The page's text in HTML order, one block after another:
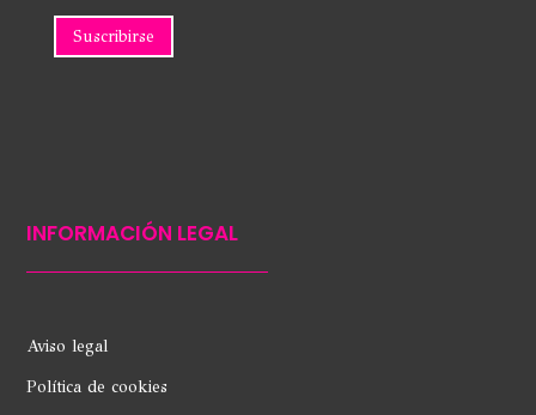
INFORMACIÓN LEGAL
Aviso legal
Política de cookies